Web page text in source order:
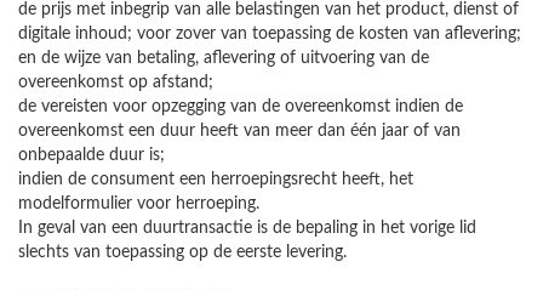
de prijs met inbegrip van alle belastingen van het product, dienst of
digitale inhoud; voor zover van toepassing de kosten van aflevering;
en de wijze van betaling, aflevering of uitvoering van de
overeenkomst op afstand;
de vereisten voor opzegging van de overeenkomst indien de
overeenkomst een duur heeft van meer dan één jaar of van
onbepaalde duur is;
indien de consument een herroepingsrecht heeft, het
modelformulier voor herroeping.
In geval van een duurtransactie is de bepaling in het vorige lid
slechts van toepassing op de eerste levering.